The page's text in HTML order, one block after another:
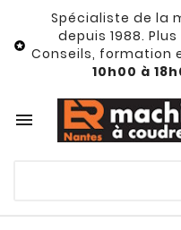

Spécialiste de la
depuis 1988.
Conseils, formation
10h00 à
